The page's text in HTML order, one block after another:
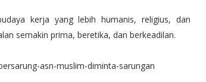
kerja yang lebih humanis, religius, dan
semakin prima, beretika, dan berkeadilan.
asn-muslim-diminta-sarungan